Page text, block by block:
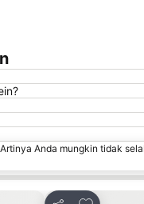
Anda mungkin tidak